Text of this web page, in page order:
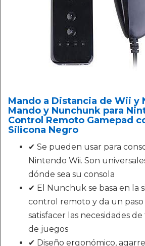
Mando a Distancia de Wii y
Mando y Nunchunk para
Control Remoto Gamepad
Silicona Negro
✔ Se pueden usar para
Nintendo Wii. Son
dónde sea su consola
✔ El Nunchuk se basa en la
control remoto y da un paso
satisfacer las necesidades
de juegos
✔ Diseño ergonómico,